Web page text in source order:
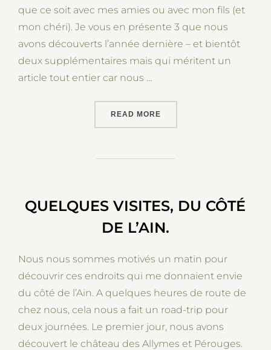
que ce soit avec mes amies ou avec mon fils (et
mon chéri). Je vous en présente 3 que nous
avons découverts l’année dernière – et bientôt
deux supplémentaires mais qui méritent un
article tout entier car nous …
READ MORE“3 LOGEMENTS – POUR
QUELQUES VISITES, DU CÔTÉ
DE L’AIN.
Nous nous sommes motivés un matin pour
découvrir ces endroits qui me donnaient envie
du côté de l’Ain. A quelques heures de route de
chez nous, cela nous a fait un road-trip pour
deux journées. Le premier jour, nous avons
découvert le château des Allymes et Pérouges.